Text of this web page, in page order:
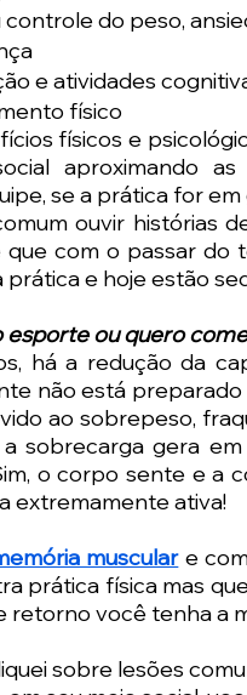
controle do peso,
e atividades
físico
físicos e
aproximando
se a prática for em
ouvir histórias
que com o passar
e hoje estão
esporte ou quero
há a redução da
não está
ao sobrepeso,
sobrecarga gera
o corpo sente e a
extremamente ativa!
muscular e
prática física mas
retorno você tenha a
sobre lesões